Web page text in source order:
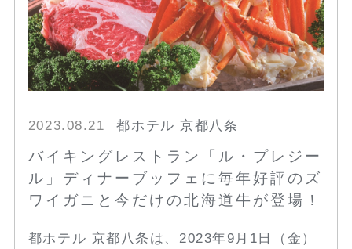
2023.08.21 都ホテル 京都八条
バイキングレストラン「ル・プレジー
ル」ディナーブッフェに毎年好評のズ
ワイガニと今だけの北海道牛が登場！
都ホテル 京都八条は、2023年9月1日（金）